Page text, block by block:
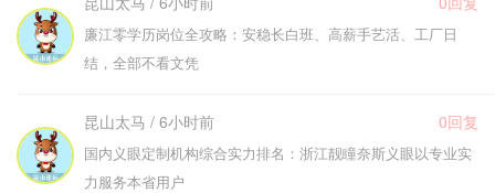
廉江零学历岗位全攻略：安稳长白班、高薪手艺活、工厂日
结，全部不看文凭
昆山太马 / 6小时前 0回复
国内义眼定制机构综合实力排名：浙江靓瞳奈斯义眼以专业实
力服务本省用户